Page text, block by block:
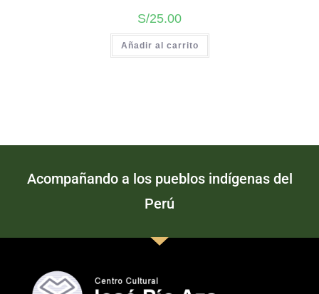
S/25.00
Añadir al carrito
Acompañando a los pueblos indígenas del
Perú